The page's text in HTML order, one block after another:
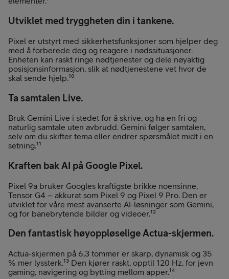
Utviklet med tryggheten din i tankene.
Pixel er utstyrt med sikkerhetsfunksjoner som hjelper deg
med å forberede deg og reagere i nødssituasjoner.
Enheten kan raskt ringe nødtjenester og dele nøyaktig
posisjonsinformasjon, slik at nødtjenestene vet hvor de
skal sende hjelp.¹⁰
Ta samtalen Live.
Bruk Gemini Live i stedet for å skrive, og ha en fri og
naturlig samtale uten avbrudd. Gemini følger samtalen,
selv om du skifter tema eller endrer spørsmålet midt i en
setning.¹¹
Kraften bak AI på Google Pixel.
Pixel 9a bruker Googles kraftigste brikke noensinne,
Tensor G4 – akkurat som Pixel 9 og Pixel 9 Pro. Den er
utviklet for våre mest avanserte AI-løsninger som Gemini,
og for banebrytende bilder og videoer.¹²
Den fantastisk høyoppløselige Actua-skjermen.
Actua-skjermen på 6,3 tommer er skarp, dynamisk og 35
% mer lyssterk.¹³ Den kjører raskt, opptil 120 Hz, for jevn
gaming, navigering og bytting mellom apper.¹⁴